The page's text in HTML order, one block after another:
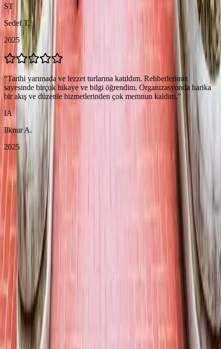
ST
Sedef T.
2025
“Tarihi yarımada ve lezzet turlarına katıldım. Rehberlerimiz
sayesinde birçok hikaye ve bilgi öğrendim. Organizasyonda harika
bir akış ve düzenle hizmetlerinden çok memnun kaldım.”
IA
Ilknur A.
2025
Buluşma noktası: Antonina Harbiye Ofisi. Tur öncesi tüm
bilgilendirmeler Antonina tarafından SMS ile gönderilecek
WhatsApp grubu üzerinden paylaşılır. Müze Kart gerektiren
alanlarda geçerli Müze Kart katılımcı sorumluluğundadır. Antonina,
program akışında turun genel içeriğini ve deneyimini etkilemeyecek
değişiklikler yapabilir.
Bu Fırsatı Kaçırmayın
Surların Ardındaki Hikaye: İznik turumuz hakkında detaylı bilgi
almak ve yerinizi ayırtmak için hemen formu doldurun.
Surların Ardındaki Hikaye: İznik turlarımız hakkında detaylı bilgi ve
rezervasyon için iletişim bilgilerinizi bırakın, sizi arayalım.